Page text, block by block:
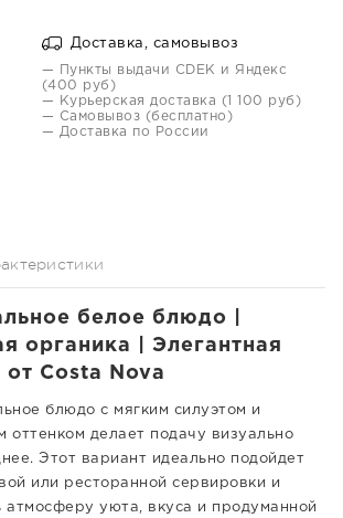
Доставка, самовывоз
— Пункты выдачи CDEK и Яндекс
(400 руб)
— Курьерская доставка (1 100 руб)
— Самовывоз (бесплатно)
— Доставка по России
белое блюдо |
органика | Элегантная
Costa Nova
блюдо с мягким силуэтом и
оттенком делает подачу визуально
Этот вариант идеально подойдет
или ресторанной сервировки и
атмосферу уюта, вкуса и продуманной